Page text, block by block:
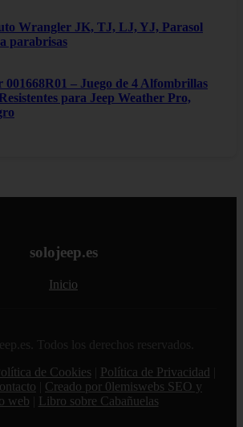
Wrangler JK, TJ, LJ, YJ, Parasol
parabrisas
001668R01 – Juego de 4 Alfombrillas
para Jeep Weather Pro,
solojeep.es
Inicio
Todos los derechos reservados.
de Cookies Política de Privacidad
Creado por 0lemiswebs SEO y
web
Libro sobre Cabañuelas